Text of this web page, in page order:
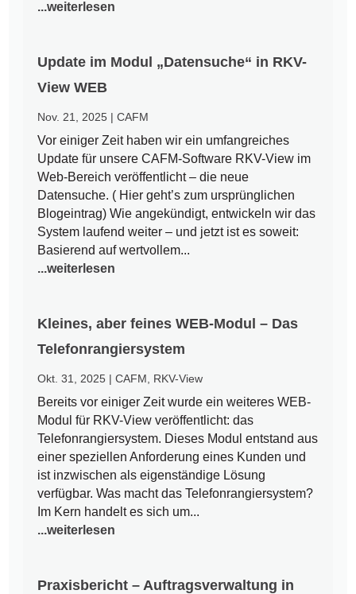
...weiterlesen
Update im Modul „Datensuche“ in RKV-
View WEB
Nov. 21, 2025 |CAFM
Vor einiger Zeit haben wir ein umfangreiches
Update für unsere CAFM-Software RKV-View im
Web-Bereich veröffentlicht – die neue
Datensuche. ( Hier geht’s zum ursprünglichen
Blogeintrag) Wie angekündigt, entwickeln wir das
System laufend weiter – und jetzt ist es soweit:
Basierend auf wertvollem...
...weiterlesen
Kleines, aber feines WEB-Modul – Das
Telefonrangiersystem
Okt. 31, 2025 |CAFM RKV-View
Bereits vor einiger Zeit wurde ein weiteres WEB-
Modul für RKV-View veröffentlicht: das
Telefonrangiersystem. Dieses Modul entstand aus
einer speziellen Anforderung eines Kunden und
ist inzwischen als eigenständige Lösung
verfügbar. Was macht das Telefonrangiersystem?
Im Kern handelt es sich um...
...weiterlesen
Praxisbericht – Auftragsverwaltung in